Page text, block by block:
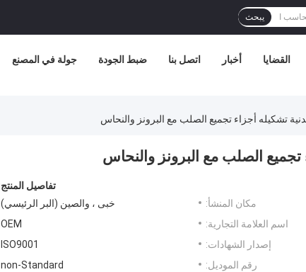
يبحث
جولة في المصنع ضبط الجودة اتصل بنا أخبار القضايا
تشكيله أجزاء تجميع الصلب مع البرونز والنحاس
تجميع الصلب مع البرونز والنحاس
تفاصيل
مكان المنشأ:
خبى ، والصين (البر الرئيسي)
اسم العلامة التجارية:
OEM
إصدار الشهادات:
ISO9001
رقم الموديل:
non-Standard